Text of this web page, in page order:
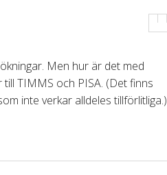
Men hur är det med
TIMMS och PISA. (Det finns
inte verkar alldeles tillförlitliga.)